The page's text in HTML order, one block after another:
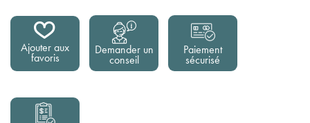
Ajouter aux
favoris
Demander un
conseil
Paiement
sécurisé